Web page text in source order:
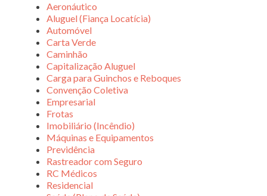
Aeronáutico
Aluguel (Fiança Locatícia)
Automóvel
Carta Verde
Caminhão
Capitalização Aluguel
Carga para Guinchos e Reboques
Convenção Coletiva
Empresarial
Frotas
Imobiliário (Incêndio)
Máquinas e Equipamentos
Previdência
Rastreador com Seguro
RC Médicos
Residencial